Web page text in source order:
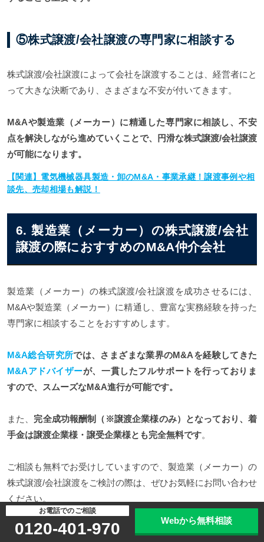
⑤株式譲渡/会社譲渡の専門家に相談する
株式譲渡/会社譲渡によって会社を譲渡することは、経営者にと
って大きな決断であり、さまざまな不安が付いてきます。
M&Aや製造業（メーカー）に精通した専門家に相談し、不安
点を解決しながら進めていくことで、円滑な株式譲渡/会社譲渡
が可能になります。
【関連】電気機械器具製造・卸のM&A・事業承継！譲渡事例や相
談先、売却相場も解説！
6. 製造業（メーカー）の株式譲渡/会社
譲渡の際におすすめのM&A仲介会社
製造業（メーカー）の株式譲渡/会社譲渡を成功させるには、
M&Aや製造業（メーカー）に精通し、豊富な実務経験を持った
専門家に相談することをおすすめします。
M&A総合研究所では、さまざまな業界のM&Aを経験してきた
M&Aアドバイザーが、一貫したフルサポートを行っておりま
すので、スムーズなM&A進行が可能です。
また、 完全成功報酬制（※譲渡企業様のみ）となっており、着
手金は譲渡企業様・譲受企業様とも完全無料です。
ご相談も無料でお受けしていますので、製造業（メーカー）の
株式譲渡/会社譲渡をご検討の際は、ぜひお気軽にお問い合わせ
ください。
【関連】M&A・事業承継ならM&A総合研究所
お電話でのご相談
0120-401-970 Webから無料相談